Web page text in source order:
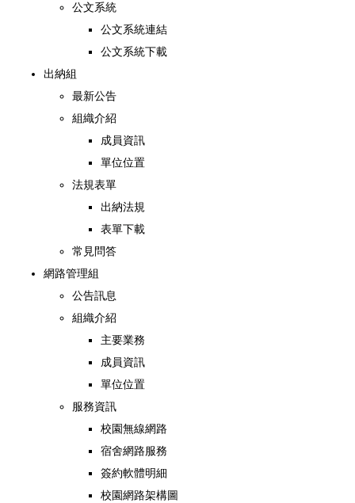
公文系統
公文系統連結
公文系統下載
出納組
最新公告
組織介紹
成員資訊
單位位置
法規表單
出納法規
表單下載
常見問答
網路管理組
公告訊息
組織介紹
主要業務
成員資訊
單位位置
服務資訊
校園無線網路
宿舍網路服務
簽約軟體明細
校園網路架構圖